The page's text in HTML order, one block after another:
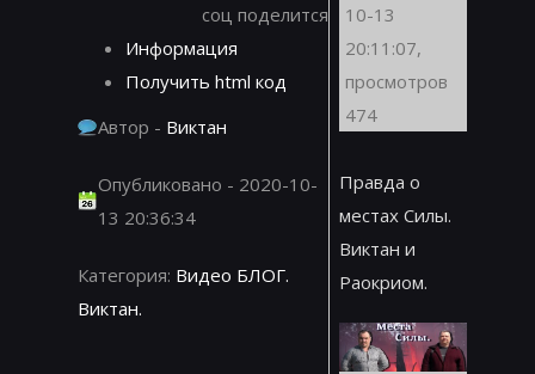
соц поделится
Информация
Получить html код
Автор - Виктан
Опубликовано - 2020-10-
13 20:36:34
Категория: Видео БЛОГ.
Виктан.
10-13
20:11:07,
просмотров
474
Правда о
местах Силы.
Виктан и
Раокриом.